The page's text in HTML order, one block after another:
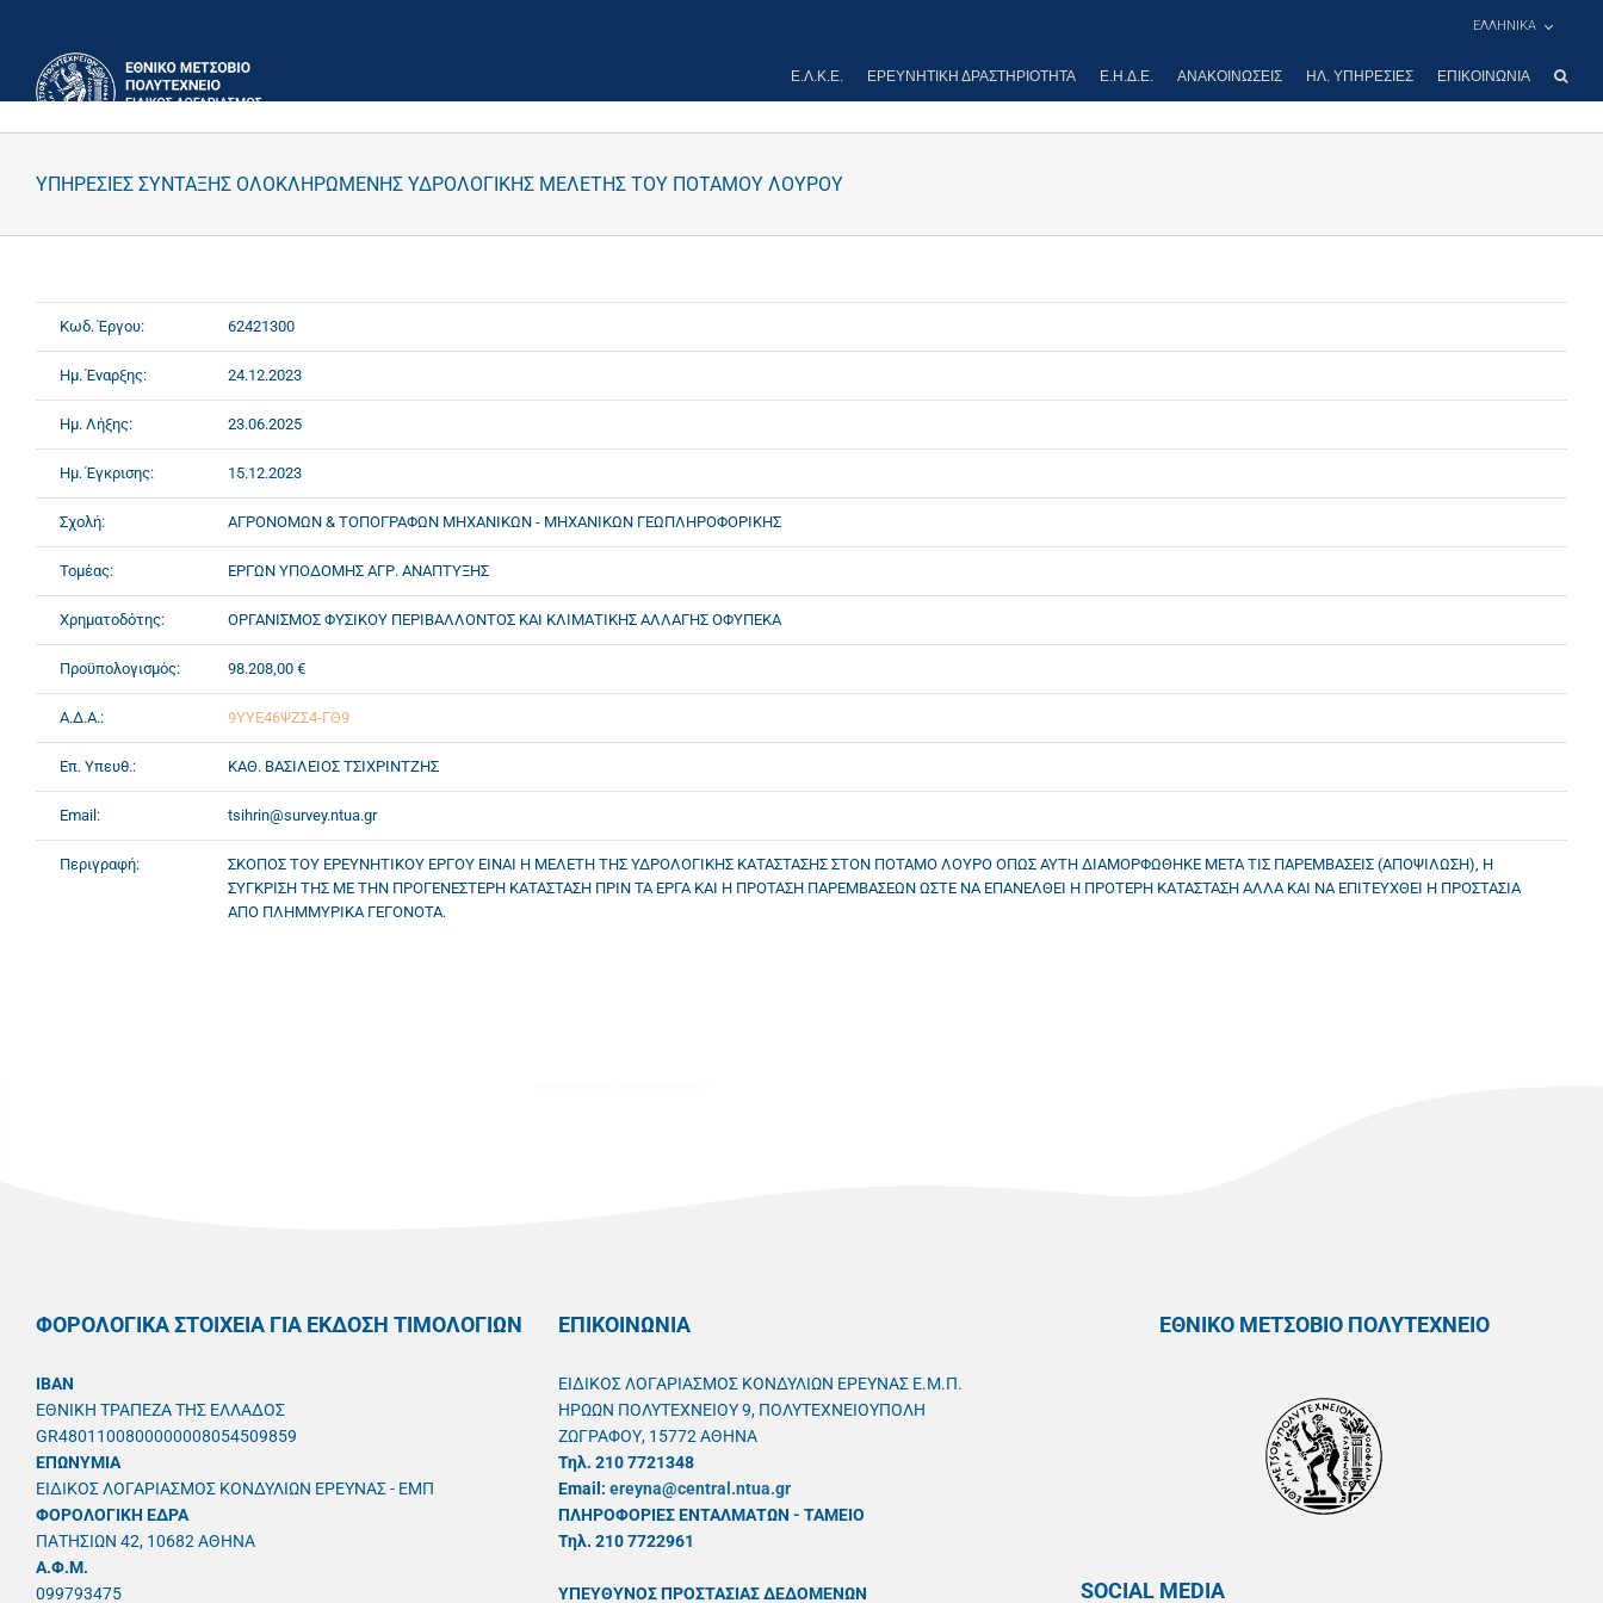
περιεχόμενο
ΕΛΛΗΝΙΚΑ
Ε.Λ.Κ.Ε. ΕΡΕΥΝΗΤΙΚΉ ΔΡΑΣΤΗΡΙΌΤΗΤΑ Ε.Η.Δ.Ε. ΑΝΑΚΟΙΝΏΣΕΙΣ ΗΛ. ΥΠΗΡΕΣΊΕΣ ΕΠΙΚΟΙΝΩΝΊΑ
ΥΠΗΡΕΣΙΕΣ ΣΥΝΤΑΞΗΣ ΟΛΟΚΛΗΡΩΜΕΝΗΣ ΥΔΡΟΛΟΓΙΚΗΣ ΜΕΛΕΤΗΣ ΤΟΥ ΠΟΤΑΜΟΥ ΛΟΥΡΟΥ
Κωδ. Έργου: 62421300
Ημ. Έναρξης: 24.12.2023
Ημ. Λήξης: 23.06.2025
Ημ. Έγκρισης: 15.12.2023
Σχολή: ΑΓΡΟΝΟΜΩΝ & ΤΟΠΟΓΡΑΦΩΝ ΜΗΧΑΝΙΚΩΝ - ΜΗΧΑΝΙΚΩΝ ΓΕΩΠΛΗΡΟΦΟΡΙΚΗΣ
Τομέας: ΕΡΓΩΝ ΥΠΟΔΟΜΗΣ ΑΓΡ. ΑΝΑΠΤΥΞΗΣ
Χρηματοδότης: ΟΡΓΑΝΙΣΜΟΣ ΦΥΣΙΚΟΥ ΠΕΡΙΒΑΛΛΟΝΤΟΣ ΚΑΙ ΚΛΙΜΑΤΙΚΗΣ ΑΛΛΑΓΗΣ ΟΦΥΠΕΚΑ
Προϋπολογισμός: 98.208,00 €
Α.Δ.Α.: 9ΥΥΕ46ΨΖΣ4-ΓΘ9
Επ. Υπευθ.: ΚΑΘ. ΒΑΣΙΛΕΙΟΣ ΤΣΙΧΡΙΝΤΖΗΣ
Email: tsihrin@survey.ntua.gr
Περιγραφή:
ΣΚΟΠΟΣ ΤΟΥ ΕΡΕΥΝΗΤΙΚΟΥ ΕΡΓΟΥ ΕΙΝΑΙ Η ΜΕΛΕΤΗ ΤΗΣ ΥΔΡΟΛΟΓΙΚΗΣ ΚΑΤΑΣΤΑΣΗΣ ΣΤΟΝ ΠΟΤΑΜΟ ΛΟΥΡΟ ΟΠΩΣ ΑΥΤΗ ΔΙΑΜΟΡΦΩΘΗΚΕ ΜΕΤΑ ΤΙΣ ΠΑΡΕΜΒΑΣΕΙΣ (ΑΠΟΨΙΛΩΣΗ), Η
ΣΥΓΚΡΙΣΗ ΤΗΣ ΜΕ ΤΗΝ ΠΡΟΓΕΝΕΣΤΕΡΗ ΚΑΤΑΣΤΑΣΗ ΠΡΙΝ ΤΑ ΕΡΓΑ ΚΑΙ Η ΠΡΟΤΑΣΗ ΠΑΡΕΜΒΑΣΕΩΝ ΩΣΤΕ ΝΑ ΕΠΑΝΕΛΘΕΙ Η ΠΡΟΤΕΡΗ ΚΑΤΑΣΤΑΣΗ ΑΛΛΑ ΚΑΙ ΝΑ ΕΠΙΤΕΥΧΘΕΙ Η ΠΡΟΣΤΑΣΙΑ
ΑΠΟ ΠΛΗΜΜΥΡΙΚΑ ΓΕΓΟΝΟΤΑ.
ΦΟΡΟΛΟΓΙΚΑ ΣΤΟΙΧΕΙΑ ΓΙΑ ΕΚΔΟΣΗ ΤΙΜΟΛΟΓΙΩΝ
IBAN
ΕΘΝΙΚΗ ΤΡΑΠΕΖΑ ΤΗΣ ΕΛΛΑΔΟΣ
GR4801100800000008054509859
ΕΠΩΝΥΜΙΑ
ΕΙΔΙΚΟΣ ΛΟΓΑΡΙΑΣΜΟΣ ΚΟΝΔΥΛΙΩΝ ΕΡΕΥΝΑΣ - ΕΜΠ
ΦΟΡΟΛΟΓΙΚΗ ΕΔΡΑ
ΠΑΤΗΣΙΩΝ 42, 10682 ΑΘΗΝΑ
A.Φ.Μ.
099793475
ΕΠΙΚΟΙΝΩΝΙΑ
ΕΙΔΙΚΟΣ ΛΟΓΑΡΙΑΣΜΟΣ ΚΟΝΔΥΛΙΩΝ ΕΡΕΥΝΑΣ Ε.Μ.Π.
ΗΡΩΩΝ ΠΟΛΥΤΕΧΝΕΙΟΥ 9, ΠΟΛΥΤΕΧΝΕΙΟΥΠΟΛΗ
ΖΩΓΡΑΦΟΥ, 15772 ΑΘΗΝΑ
Τηλ. 210 7721348
Email: ereyna@central.ntua.gr
ΠΛΗΡΟΦΟΡΙΕΣ ΕΝΤΑΛΜΑΤΩΝ - ΤΑΜΕΙΟ
Τηλ. 210 7722961
ΥΠΕΥΘYΝΟΣ ΠΡΟΣΤΑΣΙΑΣ ΔΕΔΟΜΕΝΩΝ
ΕΘΝΙΚΟ ΜΕΤΣΟΒΙΟ ΠΟΛΥΤΕΧΝΕΙΟ
SOCIAL MEDIA